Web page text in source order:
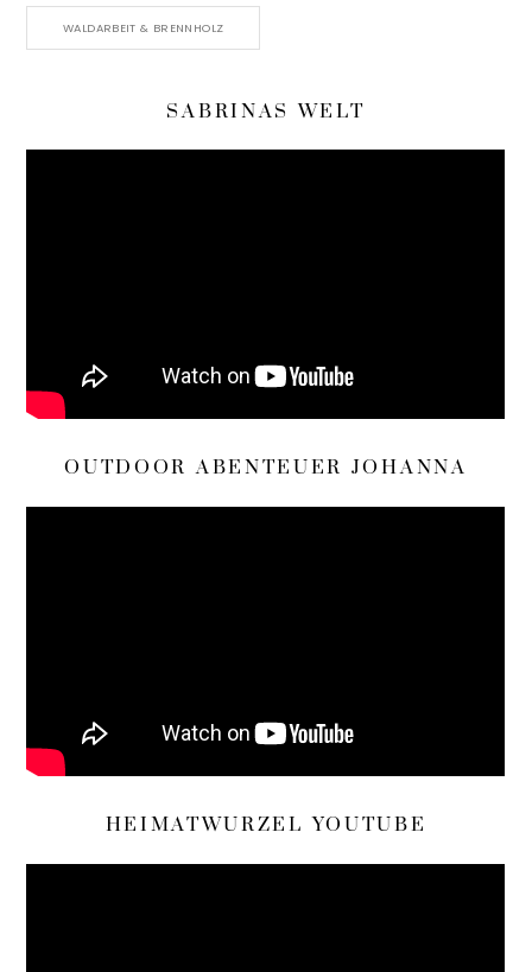
WALDARBEIT & BRENNHOLZ
SABRINAS WELT
OUTDOOR ABENTEUER JOHANNA
HEIMATWURZEL YOUTUBE